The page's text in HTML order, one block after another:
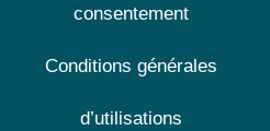
consentement
Conditions générales
d’utilisations